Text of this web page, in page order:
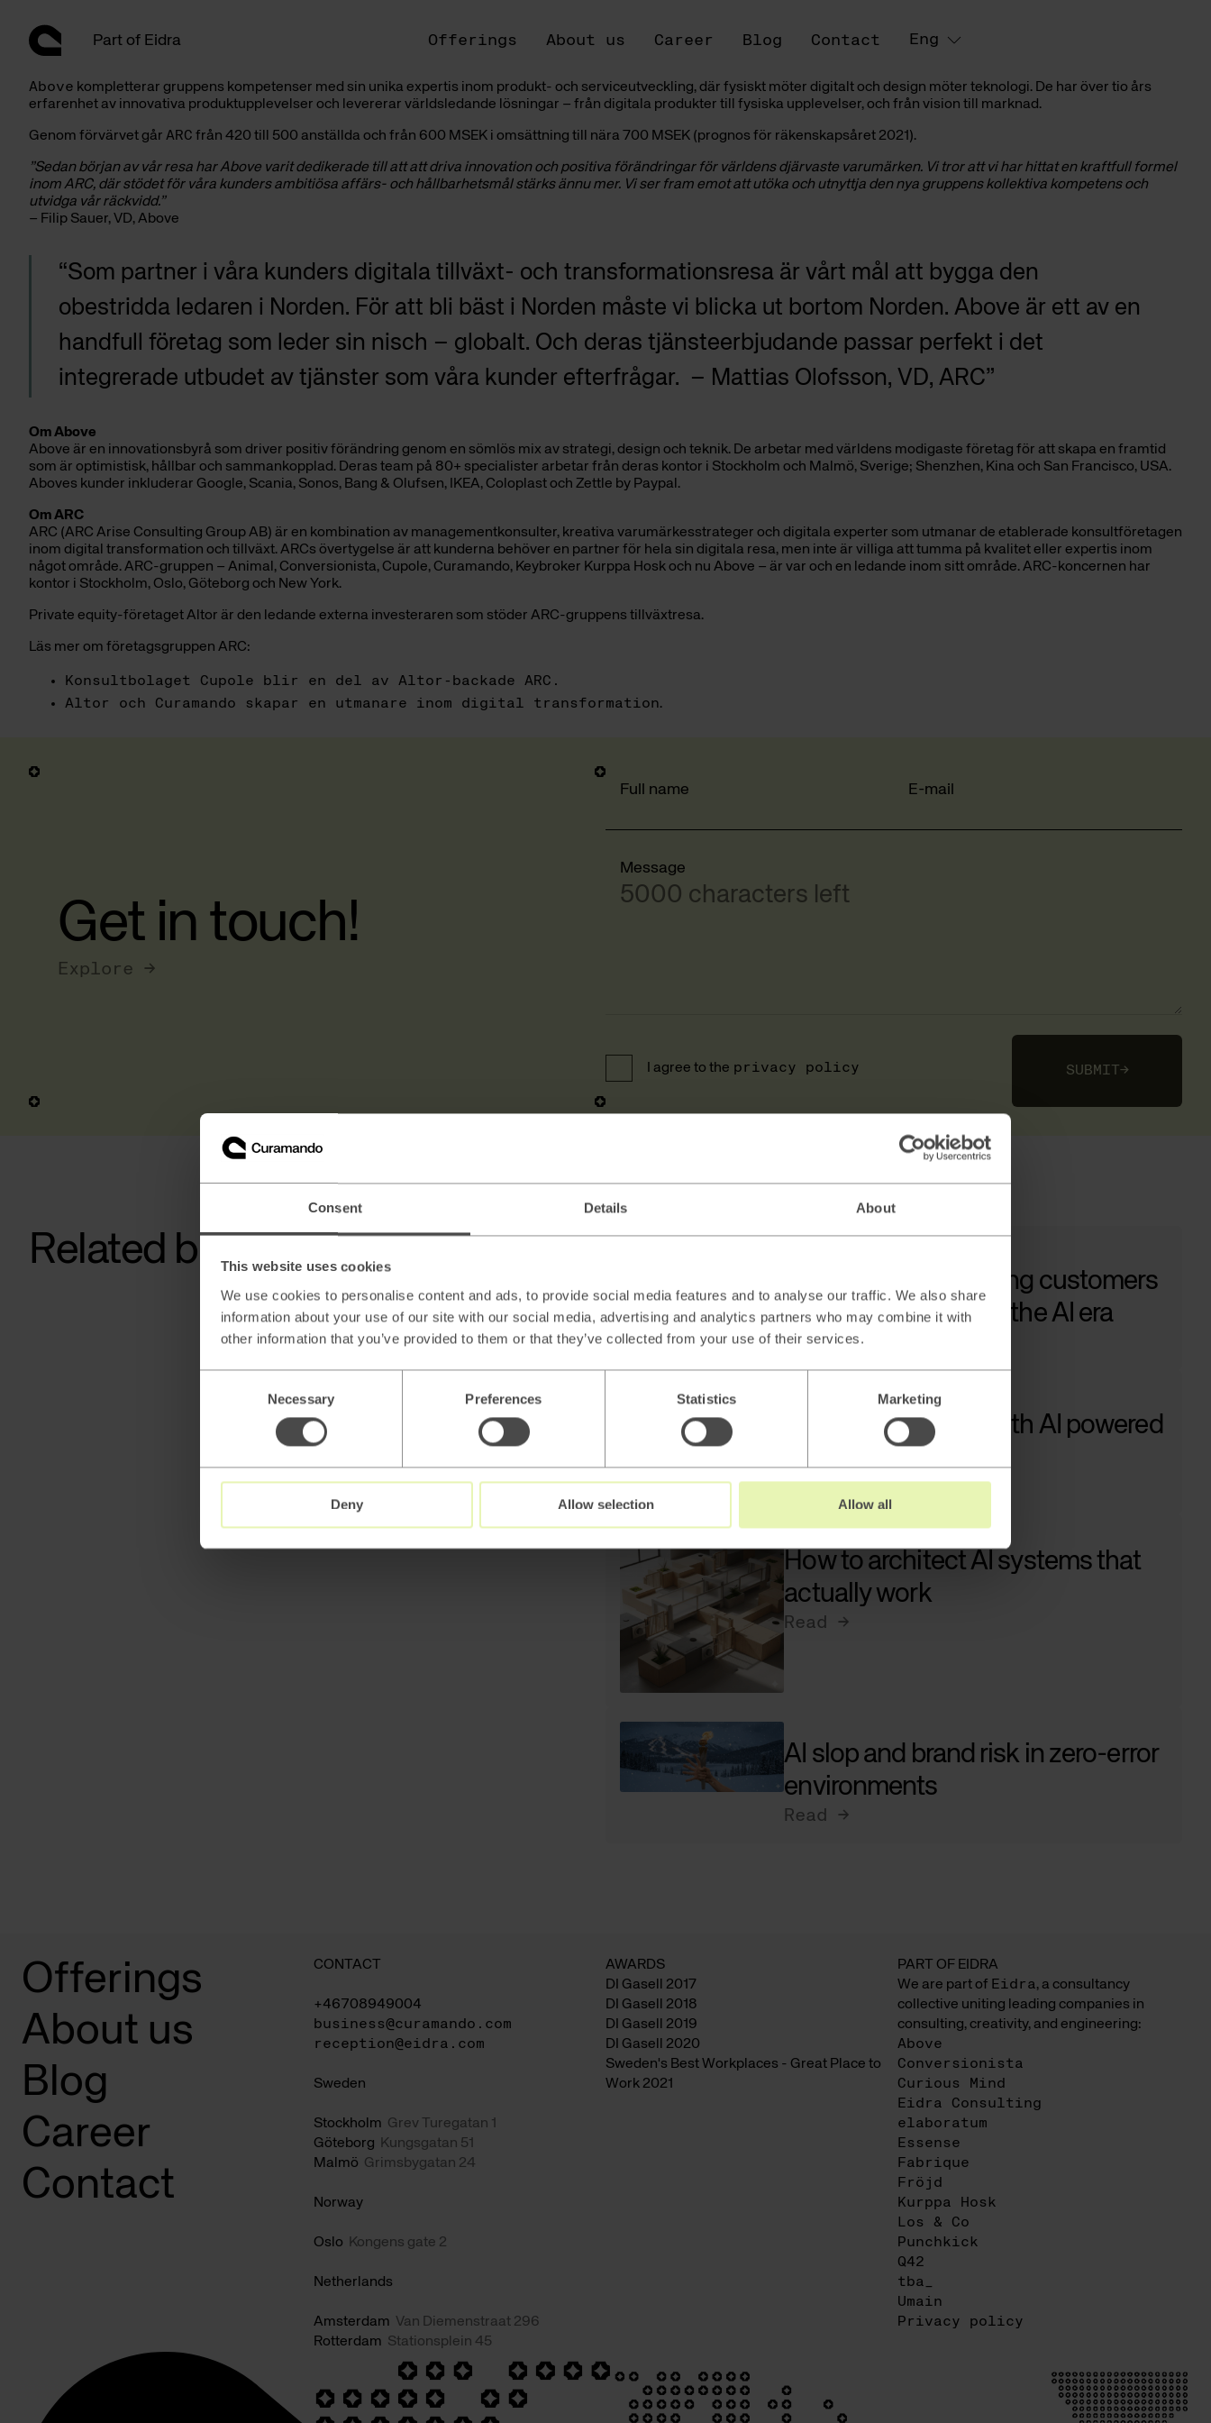
Consent Details About
This website uses cookies
We use cookies to personalise content and ads, to provide social media features and to analyse our traffic. We also share
information about your use of our site with our social media, advertising and analytics partners who may combine it with
other information that you’ve provided to them or that they’ve collected from your use of their services.
Necessary Preferences Statistics Marketing
Deny Allow selection Allow all
content
Part of Eidra Offerings About us Career Blog Contact Eng
Above kompletterar gruppens kompetenser med sin unika expertis inom produkt- och serviceutveckling, där fysiskt möter digitalt och design möter teknologi. De har över tio års
erfarenhet av innovativa produktupplevelser och levererar världsledande lösningar – från digitala produkter till fysiska upplevelser, och från vision till marknad.
Genom förvärvet går ARC från 420 till 500 anställda och från 600 MSEK i omsättning till nära 700 MSEK (prognos för räkenskapsåret 2021).
”Sedan början av vår resa har Above varit dedikerade till att att driva innovation och positiva förändringar för världens djärvaste varumärken. Vi tror att vi har hittat en kraftfull formel
inom ARC, där stödet för våra kunders ambitiösa affärs- och hållbarhetsmål stärks ännu mer. Vi ser fram emot att utöka och utnyttja den nya gruppens kollektiva kompetens och
utvidga vår räckvidd.”
– Filip Sauer, VD, Above
“Som partner i våra kunders digitala tillväxt- och transformationsresa är vårt mål att bygga den
obestridda ledaren i Norden. För att bli bäst i Norden måste vi blicka ut bortom Norden. Above är ett av en
handfull företag som leder sin nisch – globalt. Och deras tjänsteerbjudande passar perfekt i det
integrerade utbudet av tjänster som våra kunder efterfrågar. – Mattias Olofsson, VD, ARC”
Om Above
Above är en innovationsbyrå som driver positiv förändring genom en sömlös mix av strategi, design och teknik. De arbetar med världens modigaste företag för att skapa en framtid
som är optimistisk, hållbar och sammankopplad. Deras team på 80+ specialister arbetar från deras kontor i Stockholm och Malmö, Sverige; Shenzhen, Kina och San Francisco, USA.
Aboves kunder inkluderar Google, Scania, Sonos, Bang & Olufsen, IKEA, Coloplast och Zettle by Paypal.
Om ARC
ARC (ARC Arise Consulting Group AB) är en kombination av managementkonsulter, kreativa varumärkesstrateger och digitala experter som utmanar de etablerade konsultföretagen
inom digital transformation och tillväxt. ARCs övertygelse är att kunderna behöver en partner för hela sin digitala resa, men inte är villiga att tumma på kvalitet eller expertis inom
något område. ARC-gruppen – Animal, Conversionista, Cupole, Curamando, Keybroker Kurppa Hosk och nu Above – är var och en ledande inom sitt område. ARC-koncernen har
kontor i Stockholm, Oslo, Göteborg och New York.
Private equity-företaget Altor är den ledande externa investeraren som stöder ARC-gruppens tillväxtresa.
Läs mer om företagsgruppen ARC:
Konsultbolaget Cupole blir en del av Altor-backade ARC.
Altor och Curamando skapar en utmanare inom digital transformation.
Get in touch!
Explore →
Full name E-mail
Message
5000 characters left
I agree to the privacy policy SUBMIT →
Related blog posts
How to keep attracting customers
as Google adapts to the AI era
Read →
Scaling B2B sales with AI powered
Read →
How to architect AI systems that
actually work
Read →
AI slop and brand risk in zero-error
environments
Read →
Offerings
About us
Blog
Career
Contact
CONTACT
+46708949004
business@curamando.com
reception@eidra.com
Sweden
Stockholm Grev Turegatan 1
Göteborg Kungsgatan 51
Malmö Grimsbygatan 24
Norway
Oslo Kongens gate 2
Netherlands
Amsterdam Van Diemenstraat 296
Rotterdam Stationsplein 45
AWARDS
DI Gasell 2017
DI Gasell 2018
DI Gasell 2019
DI Gasell 2020
Sweden's Best Workplaces - Great Place to
Work 2021
We are part of Eidra, a consultancy
collective uniting leading companies in
consulting, creativity, and engineering:
PART OF EIDRA
Above
Conversionista
Curious Mind
Eidra Consulting
elaboratum
Essense
Fabrique
Fröjd
Kurppa Hosk
Los & Co
Punchkick
Q42
tba_
Umain
Privacy policy